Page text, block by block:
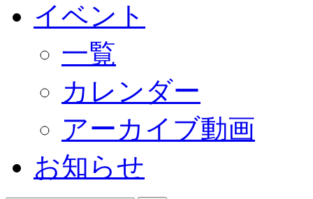
イベント
一覧
カレンダー
アーカイブ動画
お知らせ